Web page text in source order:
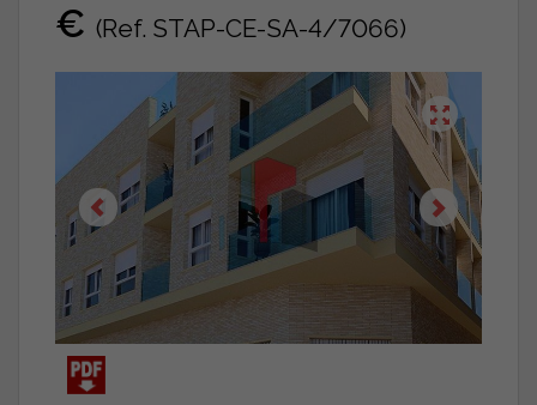
€ (Ref. STAP-CE-SA-4/7066)